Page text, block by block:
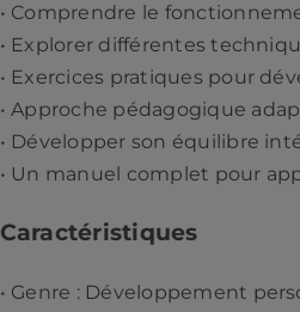
• Comprendre le
• Explorer différentes
• Exercices pratiques pour
• Approche pédagogique
• Développer son équilibre
• Un manuel complet pour
Caractéristiques
• Genre : Développement